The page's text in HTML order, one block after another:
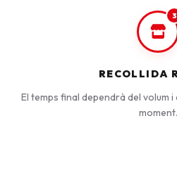
3
RECOLLIDA
El temps final dependrà del volum
moment.